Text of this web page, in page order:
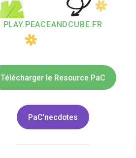
PLAY.PEACEANDCUBE.FR
Télécharger le Resource PaC
PaC'necdotes